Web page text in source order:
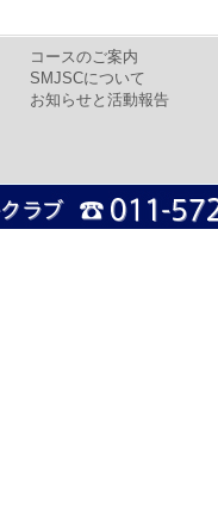
コースのご案内
SMJSCについて
お知らせと活動報告